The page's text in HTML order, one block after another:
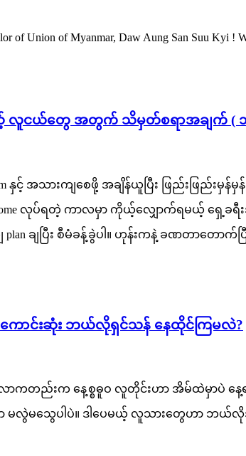
of Union of Myanmar, Daw Aung San Suu Kyi !
လူငယ်တွေ အတွက် သိမှတ်စရာအချက် ( ၁
နှင့် အသားကျစေဖို့ အချိန်ယူပြီး ဖြည်းဖြည်းမှန်မှ
Home လုပ်ရတဲ့ ကာလမှာ ကိုယ့်လျှောက်ရမ
ချပြီး စီမံခန့်ခွဲပါ။ ဟုန်းကနဲ့ ခဏတာတောက်ပြီ
အကောင်းဆုံး ဘယ်လိုရှင်သန် နေထိုင်ကြမလဲ?
က်လာကတည်းက နေ့စ္စဓူဝ လူတိုင်းဟာ အိမ်ထဲမှာပဲ
မလွဲမသွေပါပဲ။ ဒါပေမယ့် လူသားတွေဟာ ဘယ်